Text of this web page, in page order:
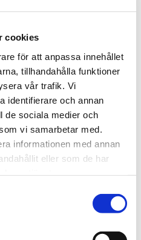
cookies
för att anpassa innehållet
tillhandahålla funktioner
vår trafik. Vi
identifierare och annan
de sociala medier och
vi samarbetar med.
informationen med annan
eller som de har
PRODUKTER
Med ilödda snabbstålsskär